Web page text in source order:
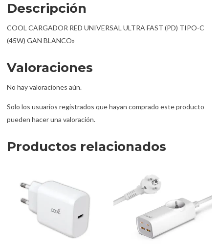
Descripción
COOL CARGADOR RED UNIVERSAL ULTRA FAST (PD) TIPO-C
(45W) GAN BLANCO»
Valoraciones
No hay valoraciones aún.
Solo los usuarios registrados que hayan comprado este producto
pueden hacer una valoración.
Productos relacionados